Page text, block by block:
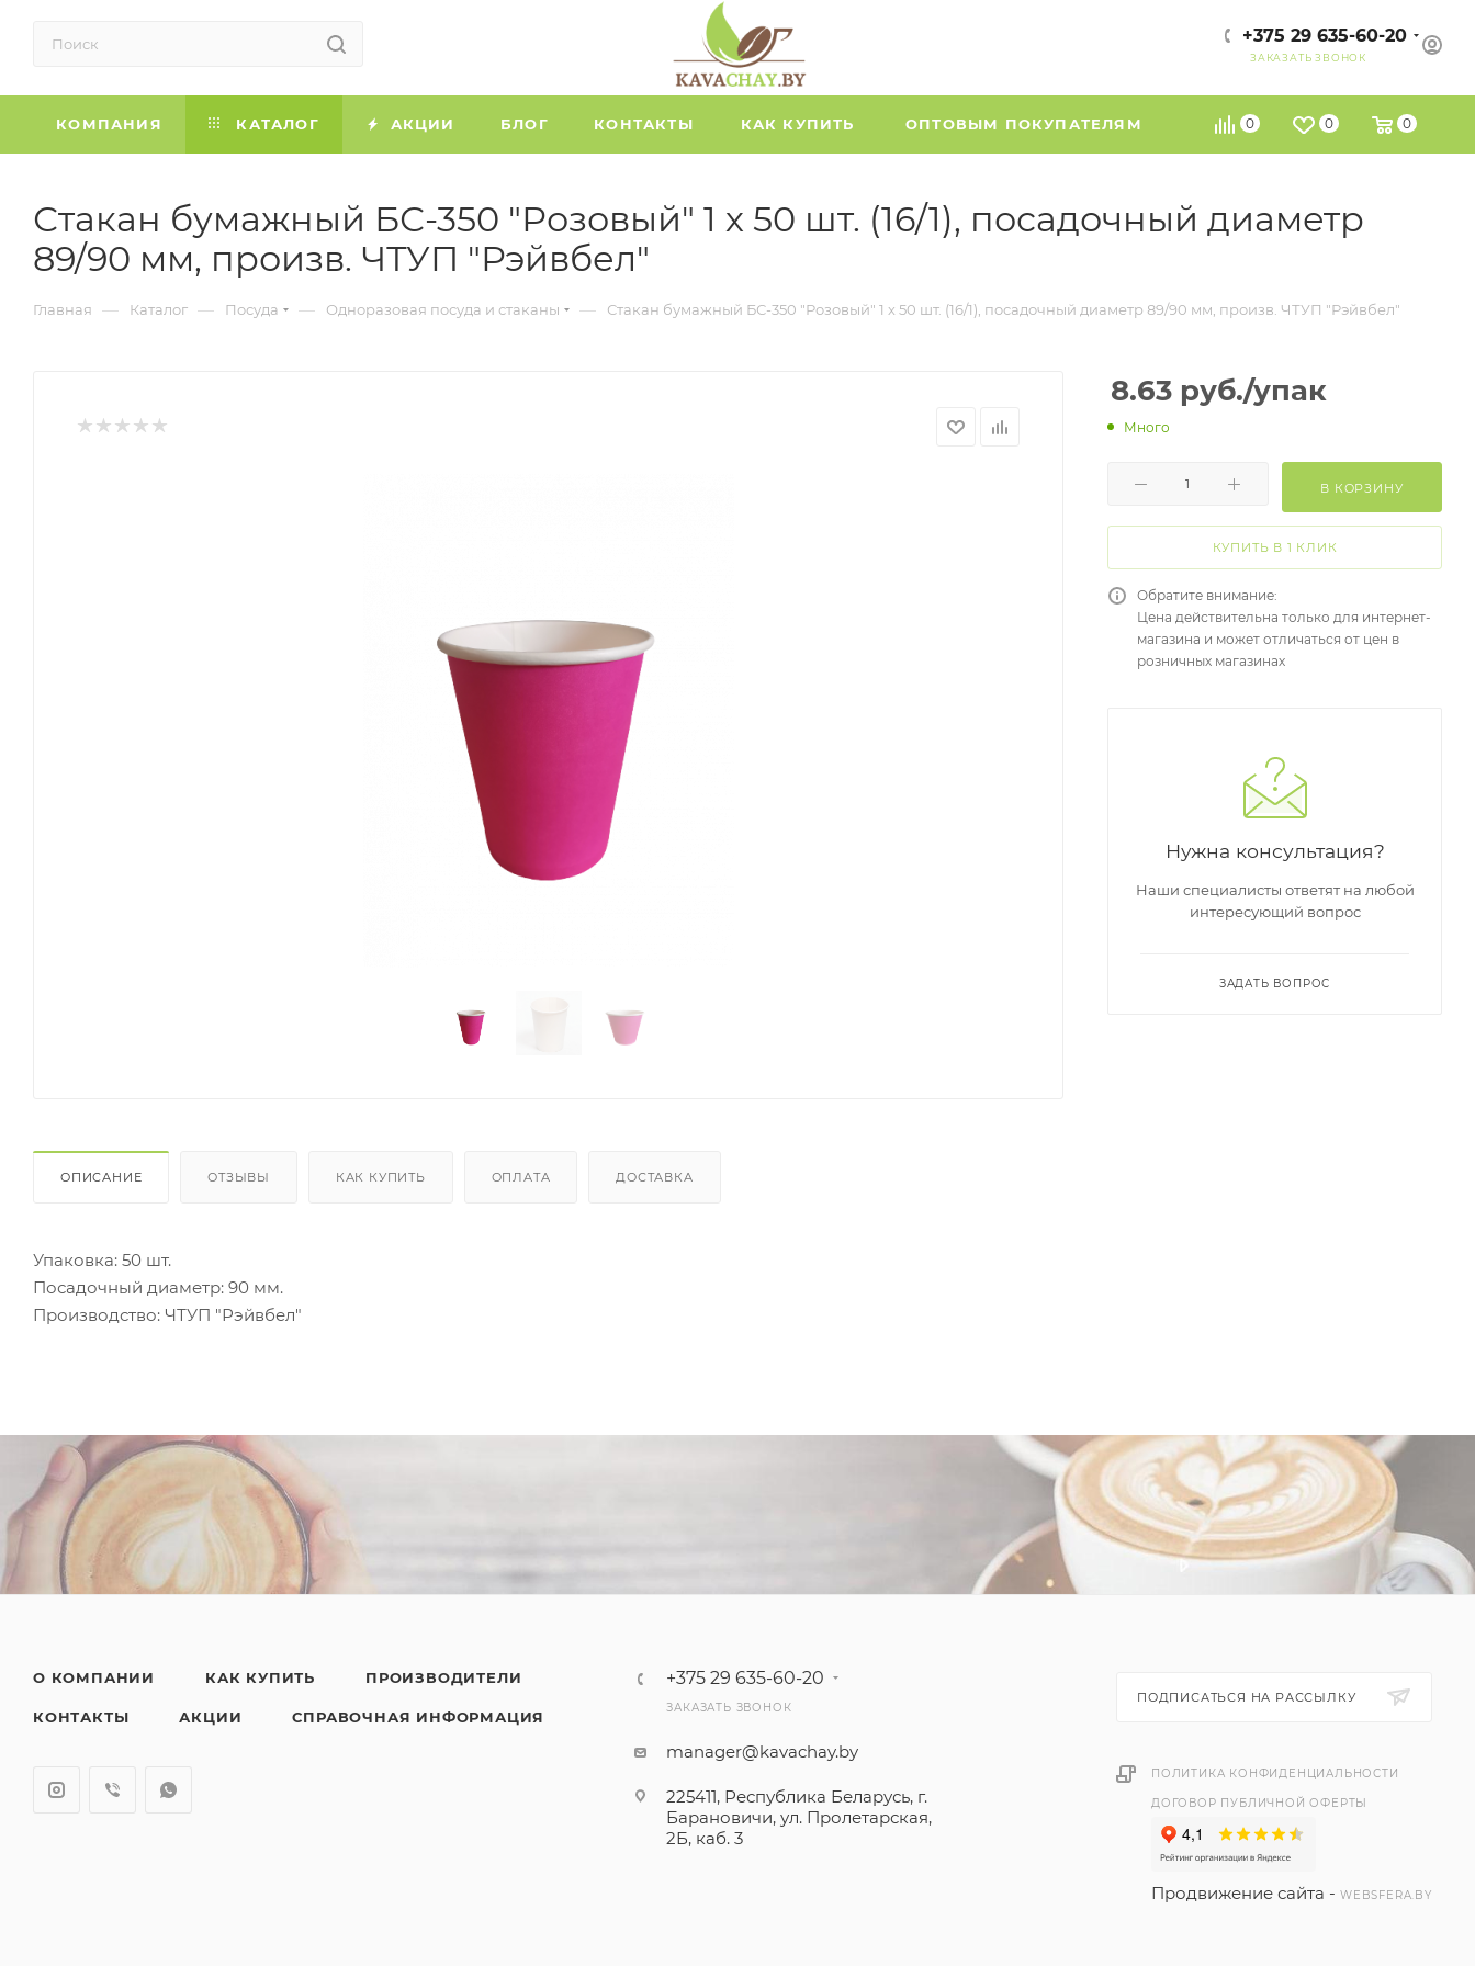
+375 29 635-60-20
ЗАКАЗАТЬ ЗВОНОК
0 0 0
КОМПАНИЯ КАТАЛОГ АКЦИИ БЛОГ КОНТАКТЫ КАК КУПИТЬ ОПТОВЫМ ПОКУПАТЕЛЯМ
Стакан бумажный БС-350 "Розовый" 1 х 50 шт. (16/1), посадочный диаметр
89/90 мм, произв. ЧТУП "Рэйвбел"
Главная — Каталог — Посуда — Одноразовая посуда и стаканы — Стакан бумажный БС-350 "Розовый" 1 х 50 шт. (16/1), посадочный диаметр 89/90 мм, произв. ЧТУП "Рэйвбел"
ОПИСАНИЕ ОТЗЫВЫ КАК КУПИТЬ ОПЛАТА ДОСТАВКА
Упаковка: 50 шт.
Посадочный диаметр: 90 мм.
Производство: ЧТУП "Рэйвбел"
8.63 руб./упак
Много
В КОРЗИНУ
КУПИТЬ В 1 КЛИК
Обратите внимание:
Цена действительна только для интернет-
магазина и может отличаться от цен в
розничных магазинах
Нужна консультация?
Наши специалисты ответят на любой
интересующий вопрос
ЗАДАТЬ ВОПРОС
О КОМПАНИИ КАК КУПИТЬ ПРОИЗВОДИТЕЛИ
КОНТАКТЫ АКЦИИ СПРАВОЧНАЯ ИНФОРМАЦИЯ
+375 29 635-60-20
ЗАКАЗАТЬ ЗВОНОК
manager@kavachay.by
225411, Республика Беларусь, г.
Барановичи, ул. Пролетарская,
2Б, каб. 3
ПОДПИСАТЬСЯ НА РАССЫЛКУ
ПОЛИТИКА КОНФИДЕНЦИАЛЬНОСТИ
ДОГОВОР ПУБЛИЧНОЙ ОФЕРТЫ
Продвижение сайта - WEBSFERA.BY